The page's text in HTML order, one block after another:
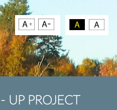
UP PROJECT